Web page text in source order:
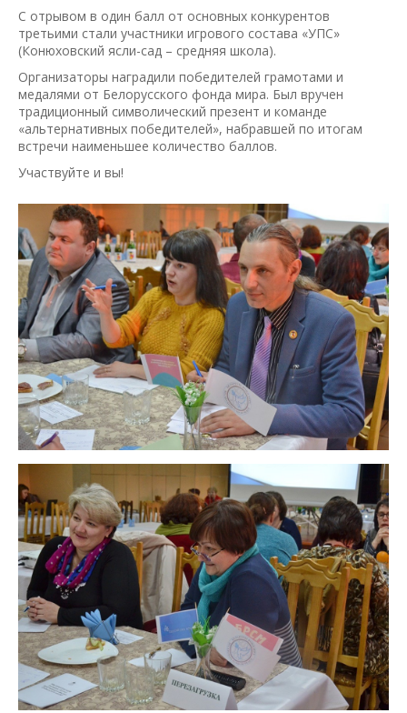
С отрывом в один балл от основных конкурентов
третьими стали участники игрового состава «УПС»
(Конюховский ясли-сад – средняя школа).
Организаторы наградили победителей грамотами и
медалями от Белорусского фонда мира. Был вручен
традиционный символический презент и команде
«альтернативных победителей», набравшей по итогам
встречи наименьшее количество баллов.
Участвуйте и вы!